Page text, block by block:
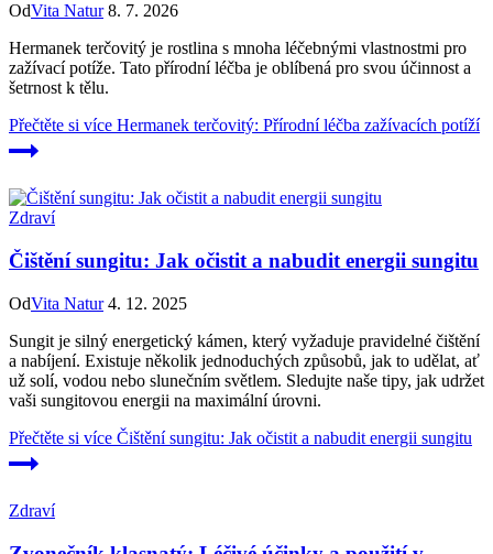
OdVita Natur 8. 7. 2026
Hermanek terčovitý je rostlina s mnoha léčebnými vlastnostmi pro
zažívací potíže. Tato přírodní léčba je oblíbená pro svou účinnost a
šetrnost k tělu.
Přečtěte si více Hermanek terčovitý: Přírodní léčba zažívacích potíží
Zdraví
Čištění sungitu: Jak očistit a nabudit energii sungitu
OdVita Natur 4. 12. 2025
Sungit je silný energetický kámen, který vyžaduje pravidelné čištění
a nabíjení. Existuje několik jednoduchých způsobů, jak to udělat, ať
už solí, vodou nebo slunečním světlem. Sledujte naše tipy, jak udržet
vaši sungitovou energii na maximální úrovni.
Přečtěte si více Čištění sungitu: Jak očistit a nabudit energii sungitu
Zdraví